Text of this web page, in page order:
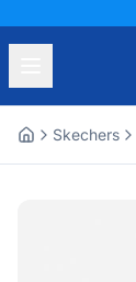
Skechers